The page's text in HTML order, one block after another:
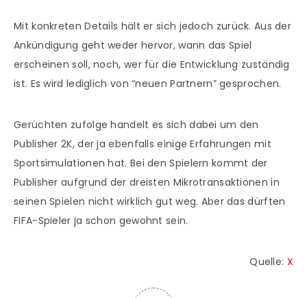
Mit konkreten Details hält er sich jedoch zurück. Aus der
Ankündigung geht weder hervor, wann das Spiel
erscheinen soll, noch, wer für die Entwicklung zuständig
ist. Es wird lediglich von “neuen Partnern” gesprochen.
Gerüchten zufolge handelt es sich dabei um den
Publisher 2K, der ja ebenfalls einige Erfahrungen mit
Sportsimulationen hat. Bei den Spielern kommt der
Publisher aufgrund der dreisten Mikrotransaktionen in
seinen Spielen nicht wirklich gut weg. Aber das dürften
FIFA-Spieler ja schon gewohnt sein.
Quelle: X